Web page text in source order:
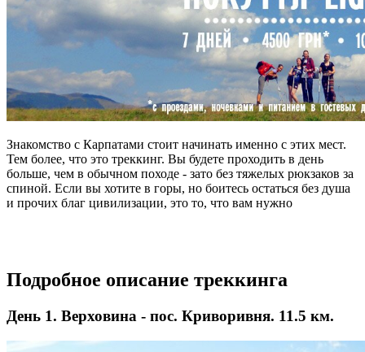
Знакомство с Карпатами стоит начинать именно с этих мест.
Тем более, что это треккинг. Вы будете проходить в день
больше, чем в обычном походе - зато без тяжелых рюкзаков за
спиной. Если вы хотите в горы, но боитесь остаться без душа
и прочих благ цивилизации, это то, что вам нужно
Подробное описание треккинга
День 1. Верховина - пос. Криворивня. 11.5 км.